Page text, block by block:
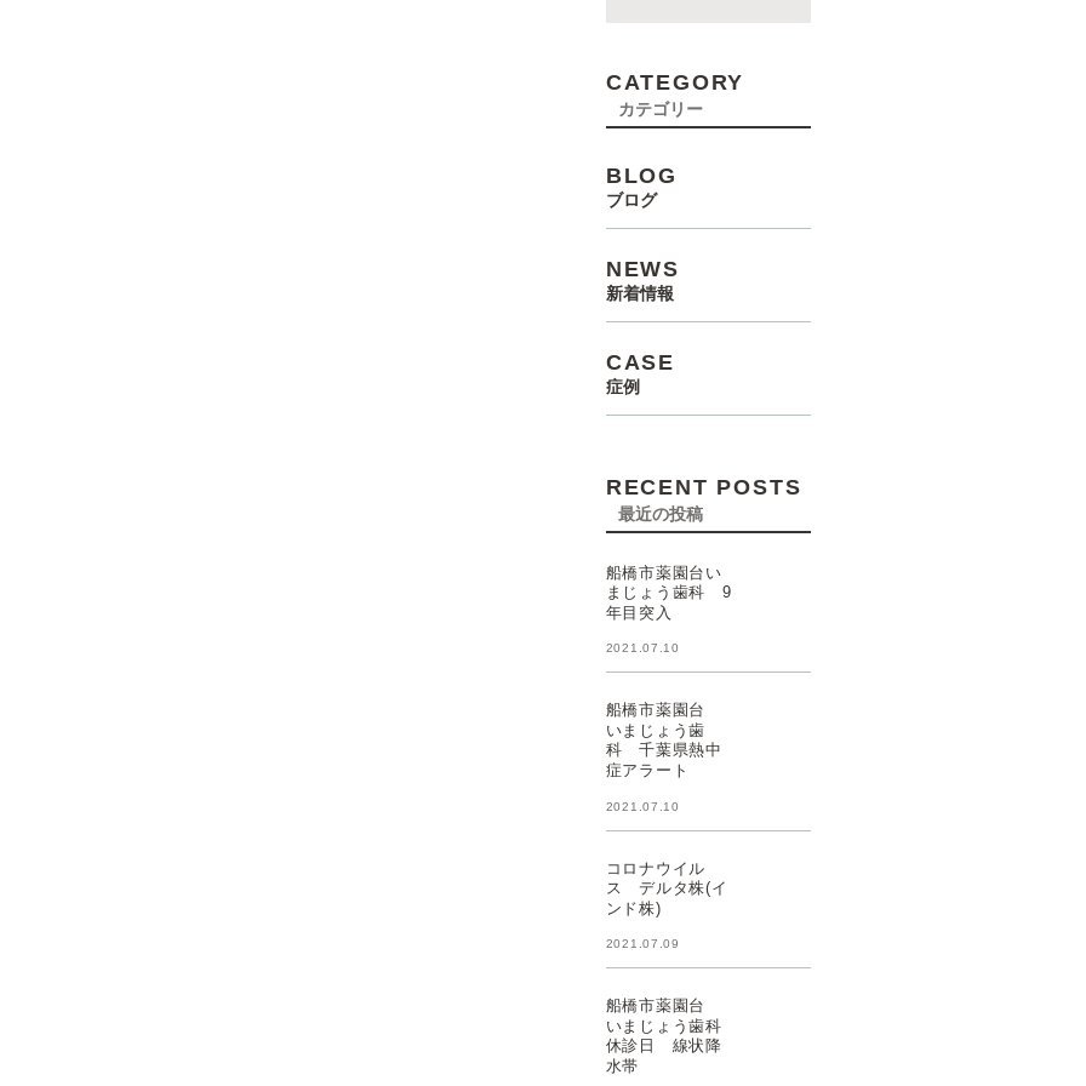
CATEGORY
カテゴリー
BLOG
ブログ
NEWS
新着情報
CASE
症例
RECENT POSTS
最近の投稿
船橋市薬園台い
まじょう歯科 9
年目突入
2021.07.10
船橋市薬園台
いまじょう歯
科 千葉県熱中
症アラート
2021.07.10
コロナウイル
ス デルタ株(イ
ンド株)
2021.07.09
船橋市薬園台
いまじょう歯科
休診日 線状降
水帯